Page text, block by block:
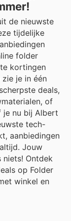
de nieuwste
tijdelijke
folder
kortingen
je in één
deals,
of
je nu bij Albert
tech-
aanbiedingen
Jouw
niets! Ontdek
op Folder
winkel en